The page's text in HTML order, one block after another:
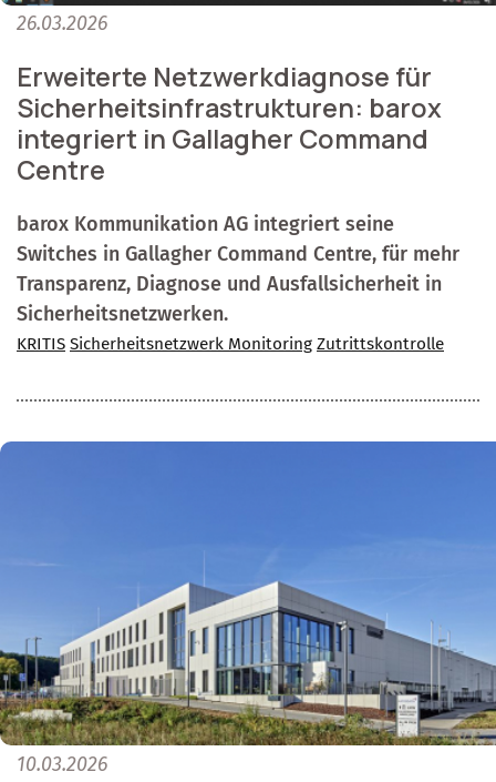
26.03.2026
Erweiterte Netzwerkdiagnose für
Sicherheitsinfrastrukturen: barox
integriert in Gallagher Command
Centre
barox Kommunikation AG integriert seine
Switches in Gallagher Command Centre, für mehr
Transparenz, Diagnose und Ausfallsicherheit in
Sicherheitsnetzwerken.
KRITIS Sicherheitsnetzwerk Monitoring Zutrittskontrolle
10.03.2026